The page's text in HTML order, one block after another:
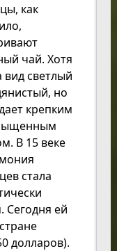
как
чай. Хотя
вид светлый
но
крепким
В 15 веке
стала
Сегодня ей
долларов).